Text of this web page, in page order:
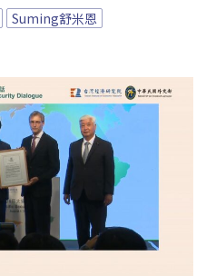
Suming舒米恩